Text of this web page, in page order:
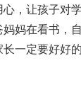
，让孩子对
妈在看书，
一定要好好